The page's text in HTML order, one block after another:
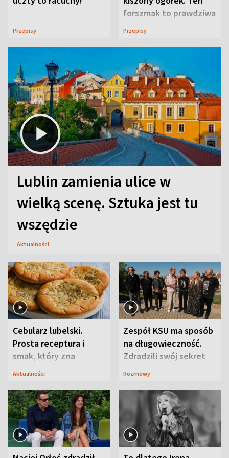
Przepisy
forszmak to prawdziwa
uczta
Przepisy
Lublin zamienia ulice w
wielką scenę. Sztuka jest tu
wszędzie
Aktualności
Cebularz lubelski.
Prosta receptura i
smak, który zna
Lubelszczyzna
Aktualności
Zespół KSU ma sposób
na długowieczność.
Zdradzili swój sekret
Rozmowy